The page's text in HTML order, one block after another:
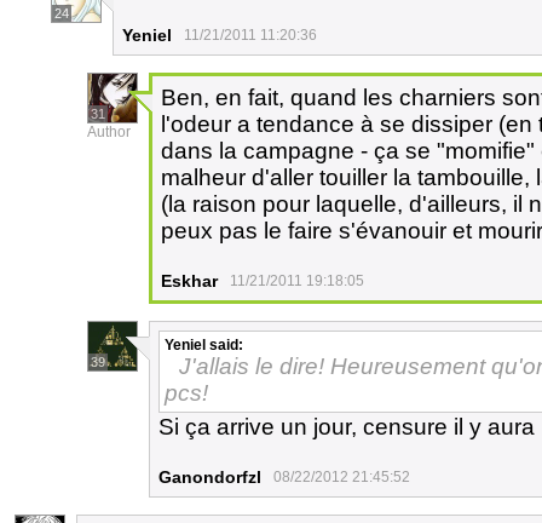
24
Yeniel 11/21/2011 11:20:36
31
Author
Ben, en fait, quand les charniers
l'odeur a tendance à se dissiper
dans la campagne - ça se
malheur d'aller touiller la
(la raison pour laquelle, d'ailleurs, il
peux pas le faire s'évanouir et
Eskhar 11/21/2011 19:18:05
39
Yeniel said:
J'allais le dire! Heureusement
pcs!
Si ça arrive un jour, censure il y aura
Ganondorfzl 08/22/2012 21:45:52